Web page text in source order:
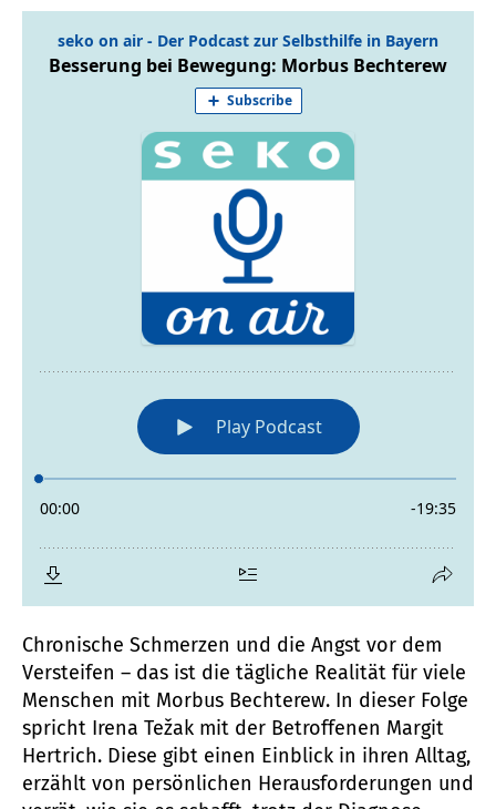
Chronische Schmerzen und die Angst vor dem
Versteifen – das ist die tägliche Realität für viele
Menschen mit Morbus Bechterew. In dieser Folge
spricht Irena Težak mit der Betroffenen Margit
Hertrich. Diese gibt einen Einblick in ihren Alltag,
erzählt von persönlichen Herausforderungen und